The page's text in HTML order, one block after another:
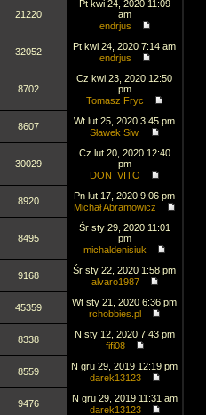
21220
Pt kwi 24, 2020 11:09
am
endrjus
32052
Pt kwi 24, 2020 7:14 am
endrjus
8702
Cz kwi 23, 2020 12:50
pm
Tomasz Fryc
8607
Wt lut 25, 2020 3:45 pm
Sławek Siw.
30029
Cz lut 20, 2020 12:40
pm
DON_VITO
8920
Pn lut 17, 2020 9:06 pm
Michał Abramowicz
8495
Śr sty 29, 2020 11:01
pm
michaldenisiuk
9168
Śr sty 22, 2020 1:58 pm
alvaro1987
45359
Wt sty 21, 2020 6:36 pm
rchobbies.pl
8338
N sty 12, 2020 7:43 pm
fifi08
8559
N gru 29, 2019 12:19 pm
darek13123
9476
N gru 29, 2019 11:31 am
darek13123